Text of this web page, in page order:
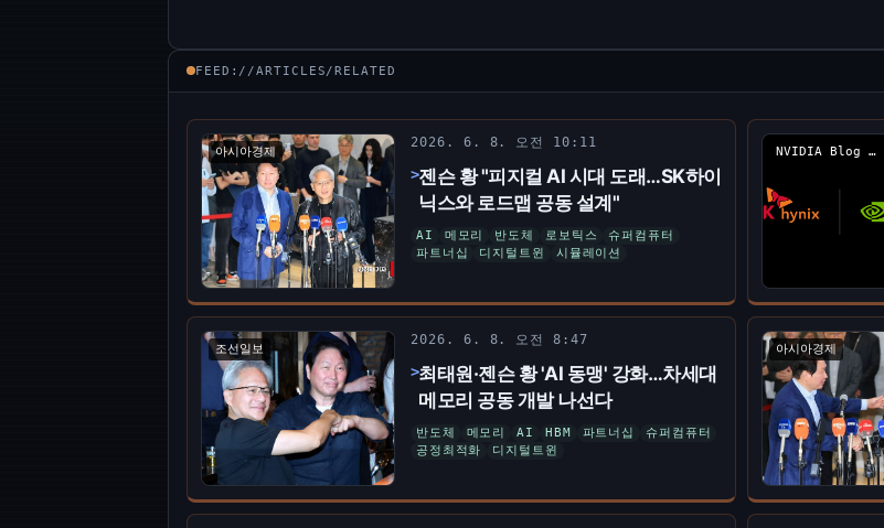
FEED://ARTICLES/RELATED
아시아경제
2026. 6. 8. 오전 10:11
젠슨 황 "피지컬 AI 시대 도래…SK하이
닉스와 로드맵 공동 설계"
AI 메모리 반도체 로보틱스
슈퍼컴퓨터
파트너십
디지털트윈 시뮬레이션
NVIDIA Blog Korea
조선일보
2026. 6. 8. 오전 8:47
최태원·젠슨 황 'AI 동맹' 강화…차세대
메모리 공동 개발 나선다
반도체 메모리 AI HBM 파트너십
슈퍼컴퓨터
공정최적화
디지털트윈
아시아경제